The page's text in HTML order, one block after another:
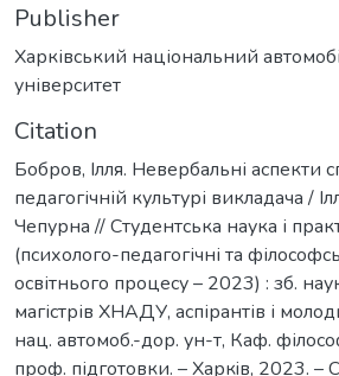
Publisher
Харківський національний
університет
Citation
Бобров, Ілля. Невербальні аспекти
педагогічній культурі викладача /
Чепурна // Студентська наука і
(психолого-педагогічні та
освітнього процесу – 2023) : зб.
магістрів ХНАДУ, аспірантів і
нац. автомоб.-дор. ун-т, Каф.
проф. підготовки. – Харкiв, 2023. –